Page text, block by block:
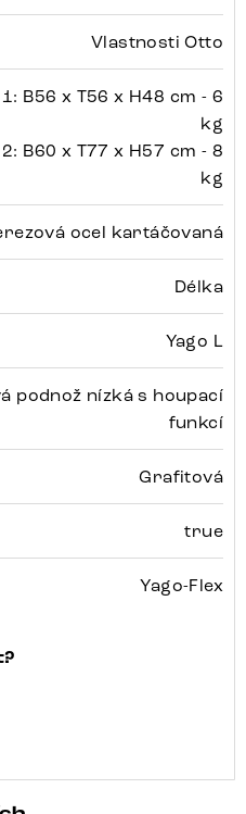
Vlastnosti Otto
B56 x T56 x H48 cm - 6
kg
B60 x T77 x H57 cm - 8
kg
ocel kartáčovaná
Délka
Yago L
podnož nízká s houpací
funkcí
Grafitová
true
Yago-Flex